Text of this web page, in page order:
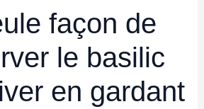
façon de
le basilic
en gardant